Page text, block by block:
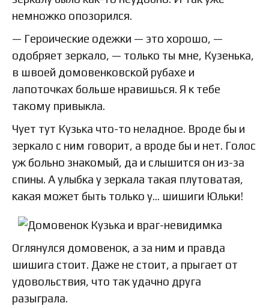
немножко опозорился.
— Героические одежки — это хорошо, —
одобряет зеркало, — только ты мне, Кузенька,
в швоей домовенковской рубахе и
лапоточках больше нравишься. Я к тебе
такому привыкла.
Чует тут Кузька что-то неладное. Вроде бы и
зеркало с ним говорит, а вроде бы и нет. Голос
уж больно знакомый, да и слышится он из-за
спины. А улыбка у зеркала такая плутоватая,
какая может быть только у… шишиги Юльки!
Оглянулся домовенок, а за ним и правда
шишига стоит. Даже не стоит, а прыгает от
удовольствия, что так удачно друга
разыграла.